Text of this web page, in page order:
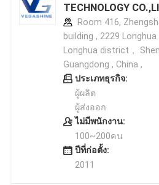
TECHNOLOGY
Room 416,
building , 2229 Longhua
Longhua district，
Guangdong , China ,
ประเภทธุรกิจ:
ผู้ผลิต
ผู้ส่งออก
ไม่มีพนักงาน:
100~200คน
ปีที่ก่อตั้ง:
2011